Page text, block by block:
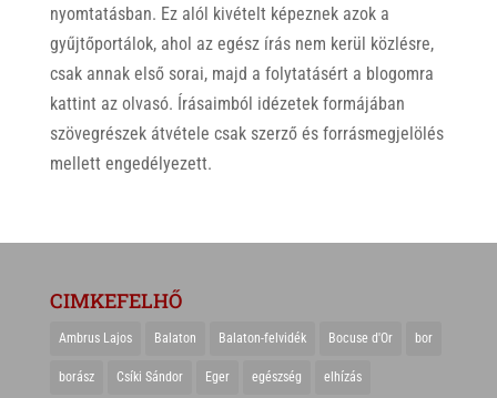
nyomtatásban. Ez alól kivételt képeznek azok a
gyűjtőportálok, ahol az egész írás nem kerül közlésre,
csak annak első sorai, majd a folytatásért a blogomra
kattint az olvasó. Írásaimból idézetek formájában
szövegrészek átvétele csak szerző és forrásmegjelölés
mellett engedélyezett.
CIMKEFELHŐ
Ambrus Lajos Balaton Balaton-felvidék Bocuse d'Or bor
borász Csíki Sándor Eger egészség elhízás